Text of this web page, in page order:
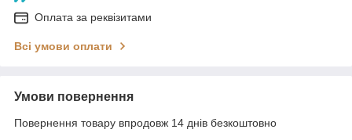
Оплата за реквізитами
Всі умови оплати
Умови повернення
Повернення товару впродовж 14 днів безкоштовно